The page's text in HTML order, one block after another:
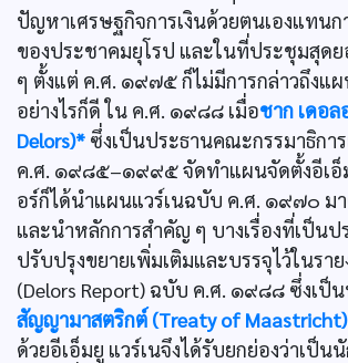
ปัญหาเศรษฐกิจการเงินด้วยตนเองแทนก
ของประชาคมยุโรป และในที่ประชุมสุดย
ๆ ตั้งแต่ ค.ศ. ๑๙๗๕ ก็ไม่มีการกล่าวถึงแผ
อย่างไรก็ดี ใน ค.ศ. ๑๙๘๘ เมื่อชาก เดอล
Delors)* ซึ่งเป็นประธานคณะกรรมาธิกา
ค.ศ. ๑๙๘๕–๑๙๙๕ จัดทำแผนจัดตั้งอีเอ็
อร์ก็ได้นำแผนแวร์เนฉบับ ค.ศ. ๑๙๗๐ ม
และนำหลักการสำคัญ ๆ บางเรื่องที่เป็นป
ปรับปรุงขยายเพิ่มเติมและบรรจุไว้ในรา
(Delors Report) ฉบับ ค.ศ. ๑๙๘๘ ซึ่งเป็
สัญญามาสตริกต์ (Treaty of
ด้วยอีเอ็มยู แวร์เนจึงได้รับยกย่องว่าเป็